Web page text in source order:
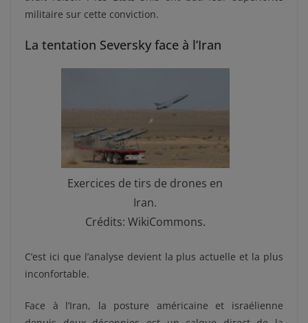
militaire sur cette conviction.
La tentation Seversky face à l’Iran
Exercices de tirs de drones en
Iran.
Crédits: WikiCommons.
C’est ici que l’analyse devient la plus actuelle et la plus
inconfortable.
Face à l’Iran, la posture américaine et israélienne